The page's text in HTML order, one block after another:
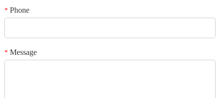
GB & 64 GB、128gb SDHC Micro SDカード(制限をかけない上には32 GB &
64 GB SDHC Micro SDカードを装着の場合）
ダーSDカードからお使いの携帯電話、最高の友人やご家族と旅行の美し
*Phone
*Message